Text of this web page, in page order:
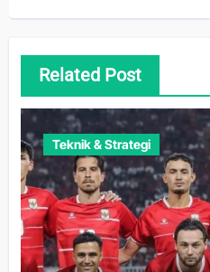
Related Post
Teknik & Strategi